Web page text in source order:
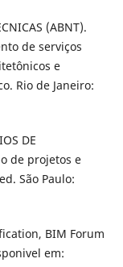
(ABNT).
de serviços
e
Rio de Janeiro:
DE
de projetos e
São Paulo:
BIM Forum
em: